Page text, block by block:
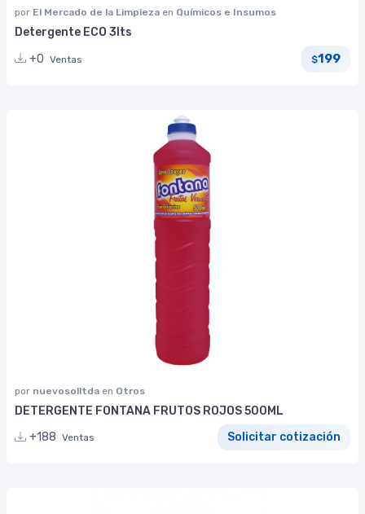
por El Mercado de la Limpieza en Químicos e Insumos
Detergente ECO 3lts
+0 Ventas $199
por nuevosolltda en Otros
DETERGENTE FONTANA FRUTOS ROJOS 500ML
+188 Ventas Solicitar cotización